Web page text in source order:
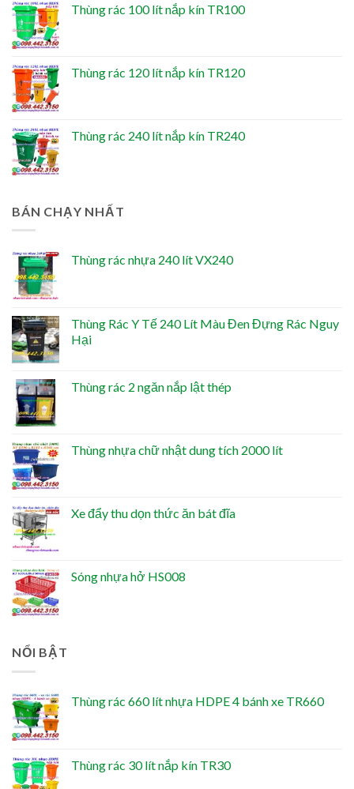
Thùng rác 100 lít nắp kín TR100
Thùng rác 120 lít nắp kín TR120
Thùng rác 240 lít nắp kín TR240
BÁN CHẠY NHẤT
Thùng rác nhựa 240 lít VX240
Thùng Rác Y Tế 240 Lít Màu Đen Đựng Rác Nguy
Hại
Thùng rác 2 ngăn nắp lật thép
Thùng nhựa chữ nhật dung tích 2000 lít
Xe đẩy thu dọn thức ăn bát đĩa
Sóng nhựa hở HS008
NỔI BẬT
Thùng rác 660 lít nhựa HDPE 4 bánh xe TR660
Thùng rác 30 lít nắp kín TR30